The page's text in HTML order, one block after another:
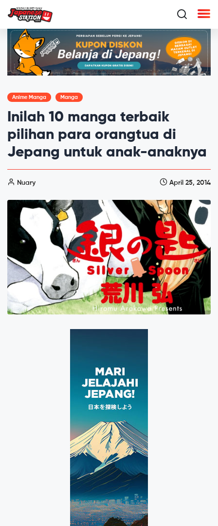
Anime Manga Manga
Inilah 10 manga terbaik
pilihan para orangtua di
Jepang untuk anak-anaknya
Nuary April 25, 2014